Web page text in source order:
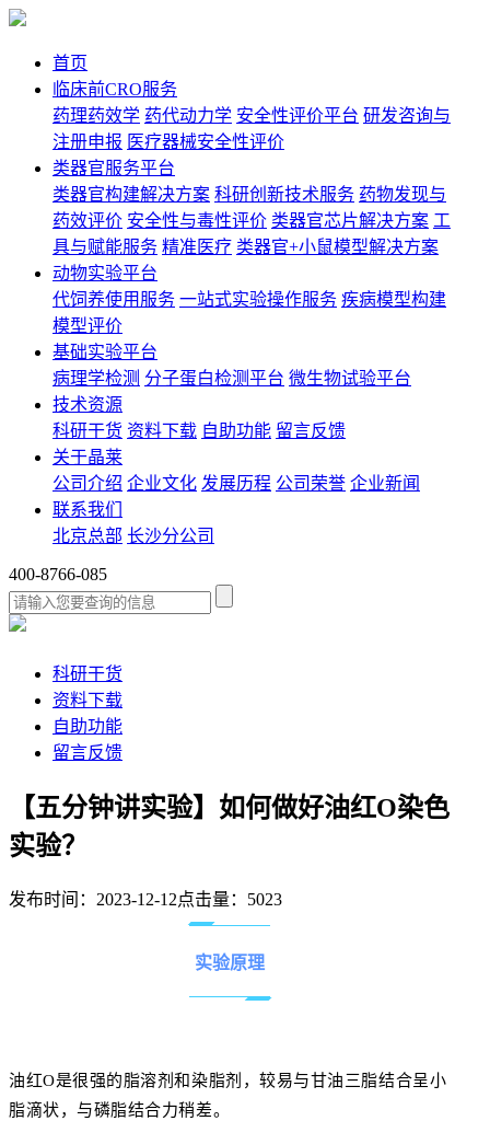
首页
临床前CRO服务
药理药效学 药代动力学 安全性评价平台 研发咨询与
注册申报 医疗器械安全性评价
类器官服务平台
类器官构建解决方案 科研创新技术服务 药物发现与
药效评价 安全性与毒性评价 类器官芯片解决方案 工
具与赋能服务 精准医疗 类器官+小鼠模型解决方案
动物实验平台
代饲养使用服务 一站式实验操作服务 疾病模型构建
模型评价
基础实验平台
病理学检测 分子蛋白检测平台 微生物试验平台
技术资源
科研干货 资料下载 自助功能 留言反馈
关于晶莱
公司介绍 企业文化 发展历程 公司荣誉 企业新闻
联系我们
北京总部 长沙分公司
400-8766-085
科研干货
资料下载
自助功能
留言反馈
【五分钟讲实验】如何做好油红O染色
实验？
发布时间：2023-12-12点击量：5023
实验原理
油红O是很强的脂溶剂和染脂剂，较易与甘油三脂结合呈小
脂滴状，与磷脂结合力稍差。